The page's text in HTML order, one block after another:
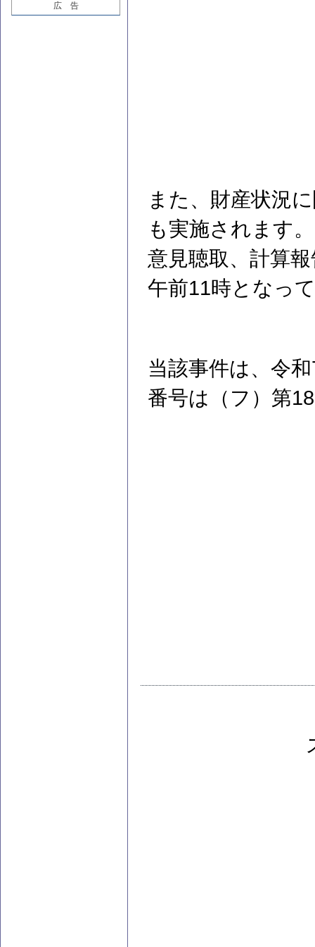
広 告
また、財産状況
も実施されます
意見聴取、計算
午前11時となっ
当該事件は、令
番号は（フ）第